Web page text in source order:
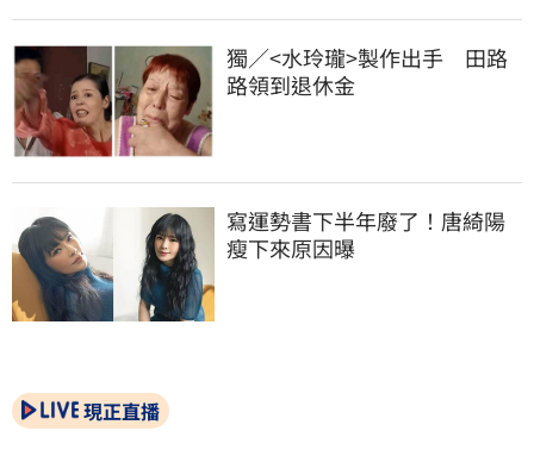
獨／<水玲瓏>製作出手　田路
路領到退休金
寫運勢書下半年廢了！唐綺陽
瘦下來原因曝
現正直播